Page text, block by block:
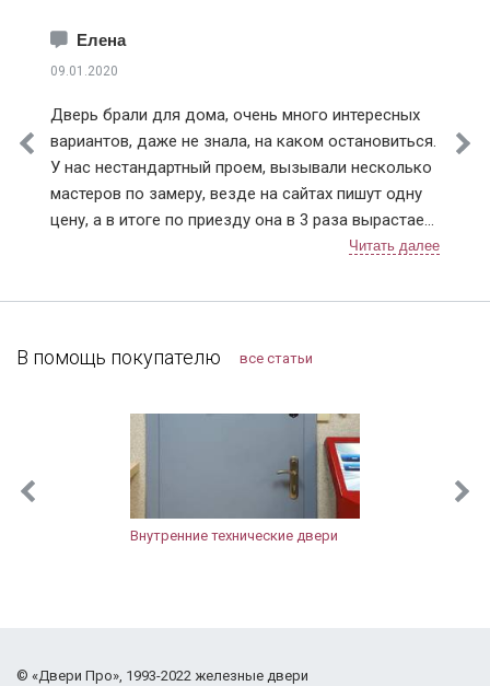
Елена
09.01.2020
Дверь брали для дома, очень много интересных
вариантов, даже не знала, на каком остановиться.
У нас нестандартный проем, вызывали несколько
мастеров по замеру, везде на сайтах пишут одну
цену, а в итоге по приезду она в 3 раза вырастает.
Ну понятно что проем нестандартный, но почему
по факту. У Дверей Про цена на сайте и после
Мы с мужем выбрали модель с терморазрывом.
Тамбура у нас нет, переживала, что дверь будет
«потеть» из-за температурных перепадов. Но
ничего не промерзает и конденсат не
скапливается, как и заявляет производитель.
Толстая, крепкая дверь получилась, с тремя
сделали, дефектов не оставили,
В помощь покупателю все статьи
Внутренние технические двери
© «Двери Про», 1993-2022 железные двери